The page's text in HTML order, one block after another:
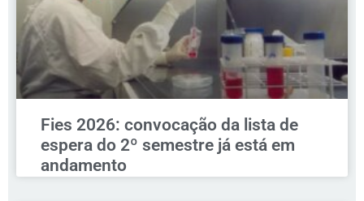
Fies 2026: convocação da lista de
espera do 2º semestre já está em
andamento